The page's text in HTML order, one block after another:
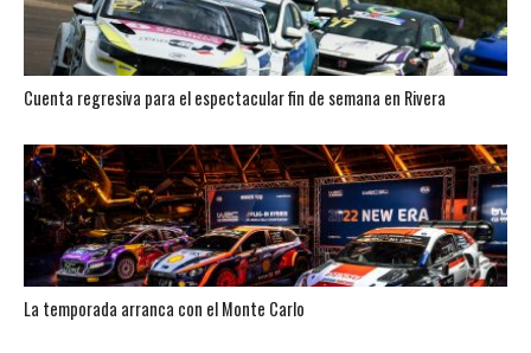
Cuenta regresiva para el espectacular fin de semana en Rivera
La temporada arranca con el Monte Carlo